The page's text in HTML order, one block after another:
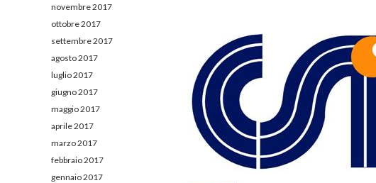
novembre 2017
ottobre 2017
settembre 2017
agosto 2017
luglio 2017
giugno 2017
maggio 2017
aprile 2017
marzo 2017
febbraio 2017
gennaio 2017